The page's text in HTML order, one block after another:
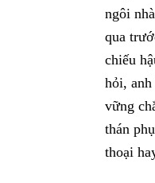
ngôi
qua
chiếu
hỏi,
vững
thán
thoại